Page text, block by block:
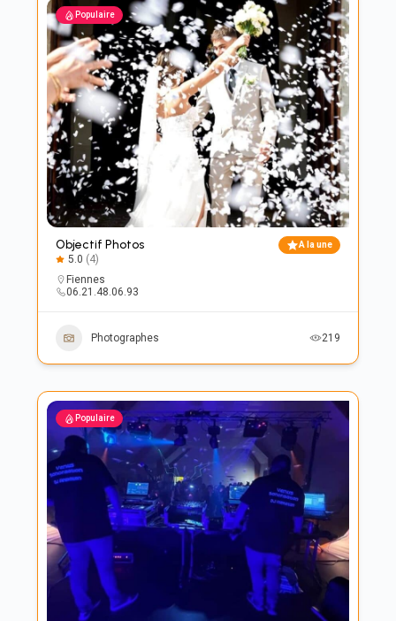
Populaire
Objectif Photos
5.0 (4)
A la une
Fiennes
06.21.48.06.93
Photographes 219
Populaire